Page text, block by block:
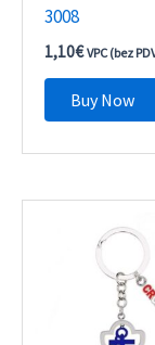
3008
1,10€ VPC (bez
Buy Now